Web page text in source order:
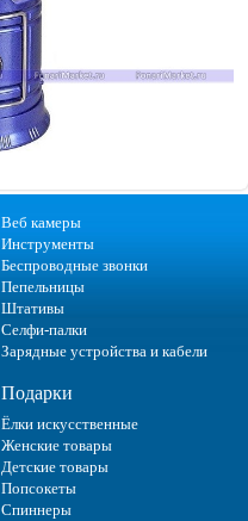
Веб камеры
Инструменты
Беспроводные звонки
Пепельницы
Штативы
Селфи-палки
Зарядные устройства и кабели
Подарки
Ёлки искусственные
Женские товары
Детские товары
Попсокеты
Спиннеры